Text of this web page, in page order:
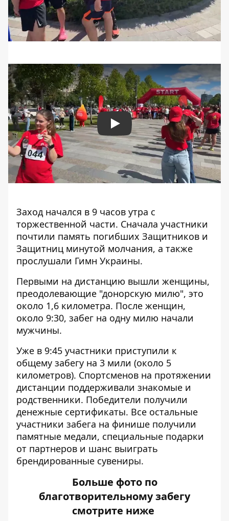
Play
Заход начался в 9 часов утра с
торжественной части. Сначала участники
почтили память погибших Защитников и
Защитниц минутой молчания, а также
прослушали Гимн Украины.
Первыми на дистанцию ​​вышли женщины,
преодолевающие "донорскую милю", это
около 1,6 километра. После женщин,
около 9:30, забег на одну милю начали
мужчины.
Уже в 9:45 участники приступили к
общему забегу на 3 мили (около 5
километров). Спортсменов на протяжении
дистанции поддерживали знакомые и
родственники. Победители получили
денежные сертификаты. Все остальные
участники забега на финише получили
памятные медали, специальные подарки
от партнеров и шанс выиграть
брендированные сувениры.
Больше фото по
благотворительному забегу
смотрите ниже